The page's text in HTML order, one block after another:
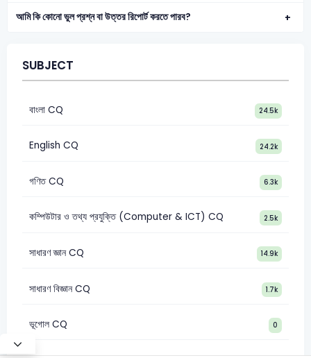
আমি কি কোনো ভুল প্রশ্ন বা উত্তর রিপোর্ট করতে পারব?
SUBJECT
বাংলা CQ 24.5k
English CQ 24.2k
গণিত CQ 6.3k
কম্পিউটার ও তথ্য প্রযুক্তি (Computer & ICT) CQ 2.5k
সাধারণ জ্ঞান CQ 14.9k
সাধারণ বিজ্ঞান CQ 1.7k
ভূগোল CQ 0